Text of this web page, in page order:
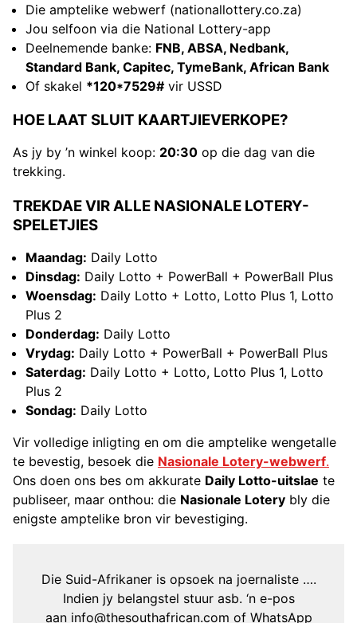
Die amptelike webwerf (nationallottery.co.za)
Jou selfoon via die National Lottery-app
Deelnemende banke: FNB, ABSA, Nedbank,
Standard Bank, Capitec, TymeBank, African Bank
Of skakel *120*7529#vir USSD
HOE LAAT SLUIT KAARTJIEVERKOPE?
As jy by ’n winkel koop: 20:30 op die dag van die
trekking.
TREKDAE VIR ALLE NASIONALE LOTERY-
SPELETJIES
Maandag: Daily Lotto
Dinsdag: Daily Lotto + PowerBall + PowerBall Plus
Woensdag: Daily Lotto + Lotto, Lotto Plus 1, Lotto
Plus 2
Donderdag: Daily Lotto
Vrydag: Daily Lotto + PowerBall + PowerBall Plus
Saterdag: Daily Lotto + Lotto, Lotto Plus 1, Lotto
Plus 2
Sondag: Daily Lotto
Vir volledige inligting en om die amptelike wengetalle
te bevestig, besoek die Nasionale Lotery-webwerf.
Ons doen ons bes om akkurate Daily Lotto-uitslae te
publiseer, maar onthou: die Nasionale Lotery bly die
enigste amptelike bron vir bevestiging.
Die Suid-Afrikaner is opsoek na joernaliste ….
Indien jy belangstel stuur asb. ‘n e-pos
aan info@thesouthafrican.com of WhatsApp